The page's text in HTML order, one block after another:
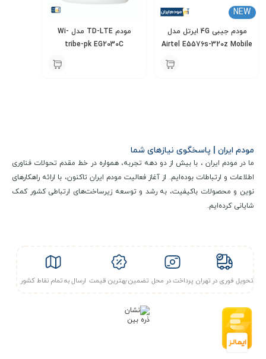
NEW
مودم جیبی 4G ایرتل مدل
Airtel E5576s-320z Mobile
مودم TD-LTE مدل Wi-
tribe-pk EG2030C
مودم ایران | پاسخگوی نیازهای شما
ما در مودم ایران ، با بیش از دو دهه تجربه، همواره در خط مقدم تحولات فناوری
اطلاعات و ارتباطات بوده‌ایم. از آغاز فعالیت مودم ایران تاکنون، با ارائه راهکارهای
نوین و محصولات باکیفیت، به رشد و توسعه زیرساخت‌های ارتباطی کشور کمک
شایانی کرده‌ایم.
تحویل فوری در تهران پرداخت در محل تضمین بهترین قیمت ارسال به تمام نقاط کشور